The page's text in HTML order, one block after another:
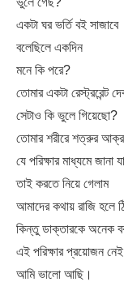
একটা ঘর ভর্তি বই সাজাবে
বলেছিলে একদিন
মনে কি পরে?
তোমার একটা রেস্ট্ররেন্ট
সেটাও কি ভুলে গিয়েছো?
তোমার শরীরে শত্রুর
যে পরিক্ষার মাধ্যমে জানা
তাই করতে নিয়ে গেলাম
আমাদের কথায় রাজি হলে
কিন্তু ডাক্তারকে অনেক
এই পরিক্ষার প্রয়োজন নেই
আমি ভালো আছি।